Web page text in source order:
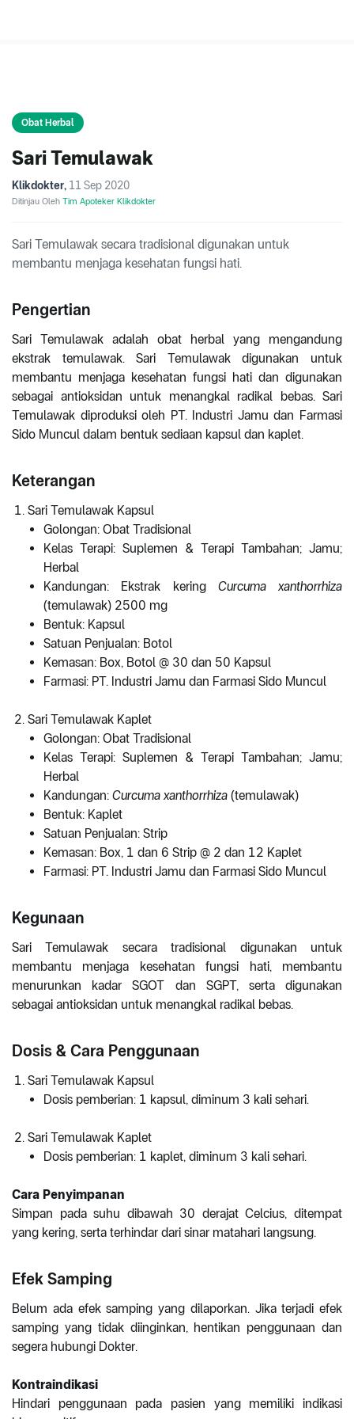
Obat Herbal
Sari Temulawak
Klikdokter, 11 Sep 2020
Ditinjau Oleh Tim Apoteker Klikdokter
Sari Temulawak secara tradisional digunakan untuk
membantu menjaga kesehatan fungsi hati.
Pengertian
Sari Temulawak adalah obat herbal yang mengandung
ekstrak temulawak. Sari Temulawak digunakan untuk
membantu menjaga kesehatan fungsi hati dan digunakan
sebagai antioksidan untuk menangkal radikal bebas. Sari
Temulawak diproduksi oleh PT. Industri Jamu dan Farmasi
Sido Muncul dalam bentuk sediaan kapsul dan kaplet.
Keterangan
Sari Temulawak Kapsul
Golongan: Obat Tradisional
Kelas Terapi: Suplemen & Terapi Tambahan; Jamu;
Herbal
Kandungan: Ekstrak kering Curcuma xanthorrhiza
(temulawak) 2500 mg
Bentuk: Kapsul
Satuan Penjualan: Botol
Kemasan: Box, Botol @ 30 dan 50 Kapsul
Farmasi: PT. Industri Jamu dan Farmasi Sido Muncul
Sari Temulawak Kaplet
Golongan: Obat Tradisional
Kelas Terapi: Suplemen & Terapi Tambahan; Jamu;
Herbal
Kandungan: Curcuma xanthorrhiza (temulawak)
Bentuk: Kaplet
Satuan Penjualan: Strip
Kemasan: Box, 1 dan 6 Strip @ 2 dan 12 Kaplet
Farmasi: PT. Industri Jamu dan Farmasi Sido Muncul
Kegunaan
Sari Temulawak secara tradisional digunakan untuk
membantu menjaga kesehatan fungsi hati, membantu
menurunkan kadar SGOT dan SGPT, serta digunakan
sebagai antioksidan untuk menangkal radikal bebas.
Dosis & Cara Penggunaan
Sari Temulawak Kapsul
Dosis pemberian: 1 kapsul, diminum 3 kali sehari.
Sari Temulawak Kaplet
Dosis pemberian: 1 kaplet, diminum 3 kali sehari.
Cara Penyimpanan
Simpan pada suhu dibawah 30 derajat Celcius, ditempat
yang kering, serta terhindar dari sinar matahari langsung.
Efek Samping
Belum ada efek samping yang dilaporkan. Jika terjadi efek
samping yang tidak diinginkan, hentikan penggunaan dan
segera hubungi Dokter.
Kontraindikasi
Hindari penggunaan pada pasien yang memiliki indikasi